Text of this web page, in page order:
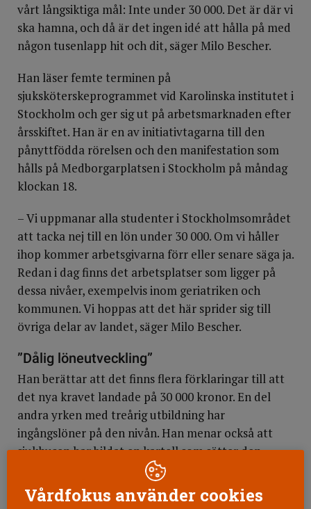
vårt långsiktiga mål: Inte under 30 000. Det är där vi
ska hamna, och då är det ingen idé att hålla på med
någon tusenlapp hit och dit, säger Milo Bescher.
Han läser femte terminen på
sjuksköterskeprogrammet vid Karolinska institutet i
Stockholm och ger sig ut på arbetsmarknaden efter
årsskiftet. Han är en av initiativtagarna till den
pånyttfödda rörelsen och den manifestation som
hålls på Medborgarplatsen i Stockholm på måndag
klockan 18.
– Vi uppmanar alla studenter i Stockholmsområdet
att tacka nej till en lön under 30 000. Om vi håller
ihop kommer arbetsgivarna förr eller senare säga ja.
Redan i dag finns det arbetsplatser som ligger på
dessa nivåer, exempelvis inom geriatriken och
kommunen. Vi hoppas att det här sprider sig till
övriga delar av landet, säger Milo Bescher.
”Dålig löneutveckling”
Han berättar att det finns flera förklaringar till att
det nya kravet landade på 30 000 kronor. En del
andra yrken med treårig utbildning har
ingångslöner på den nivån. Han menar också att
sjukhusen har bildat en kartell som sätter den
individuella lönesättningen på spel, tidigare
erfarenheter från vårdområdet ger inget lyft.
Vårdfokus använder cookies